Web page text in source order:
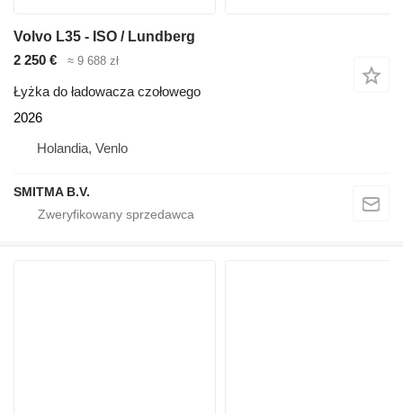
Volvo L35 - ISO / Lundberg
2 250 €
≈ 9 688 zł
Łyżka do ładowacza czołowego
2026
Holandia, Venlo
SMITMA B.V.